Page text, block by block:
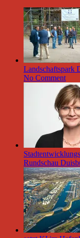
Landschaftspark
No Comment
Rundschau